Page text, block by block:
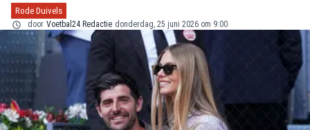
Rode Duivels
door Voetbal24 Redactie donderdag, 25 juni 2026 om 9:00